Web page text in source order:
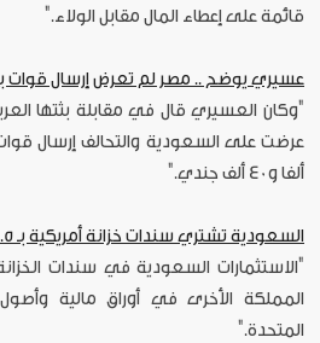
قائمة على إعطاء المال مقابل الولاء."
عسيري يوضح .. مصر لم تعرض إرسال قوات
"وكان العسيري قال في مقابلة بثتها
ألفا و40 ألف جندي."
السعودية تشتري سندات خزانة أمريكية بـ 1.5 مليار دولار في فبراير
"الاستثمارات السعودية في سندات
المملكة الأخرى في أوراق مالية وأصول
المتحدة."